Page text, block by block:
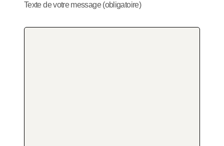
Texte de votre message (obligatoire)